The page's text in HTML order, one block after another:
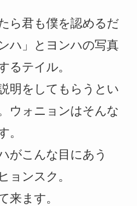
ら君も僕を認めるだ
ハ」とヨンハの写真
るテイル。
明をしてもらうとい
ウォニョンはそんな
。
がこんな目にあう
ョンスク。
来ます。